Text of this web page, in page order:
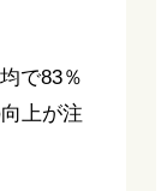
で83％
上が注